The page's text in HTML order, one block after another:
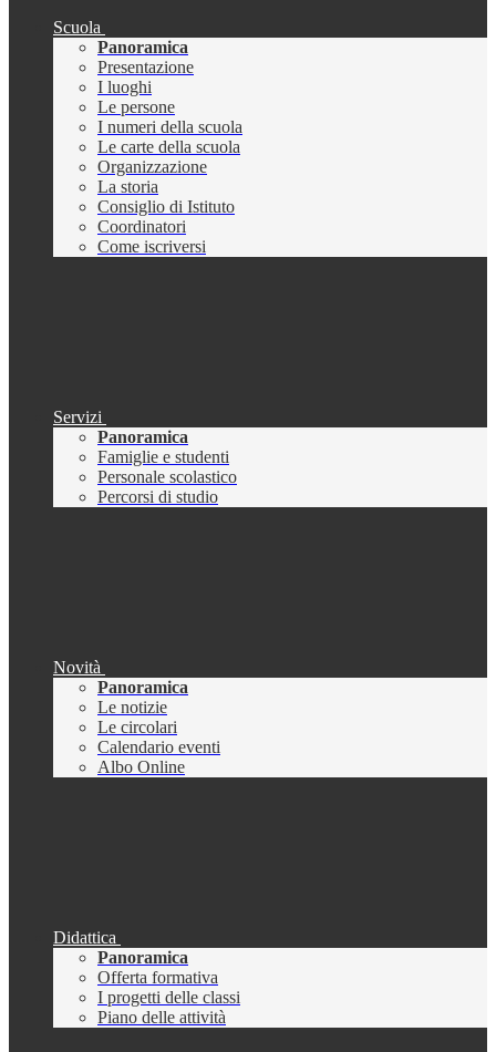
Scuola
Panoramica
Presentazione
I luoghi
Le persone
I numeri della scuola
Le carte della scuola
Organizzazione
La storia
Consiglio di Istituto
Coordinatori
Come iscriversi
Servizi
Panoramica
Famiglie e studenti
Personale scolastico
Percorsi di studio
Novità
Panoramica
Le notizie
Le circolari
Calendario eventi
Albo Online
Didattica
Panoramica
Offerta formativa
I progetti delle classi
Piano delle attività